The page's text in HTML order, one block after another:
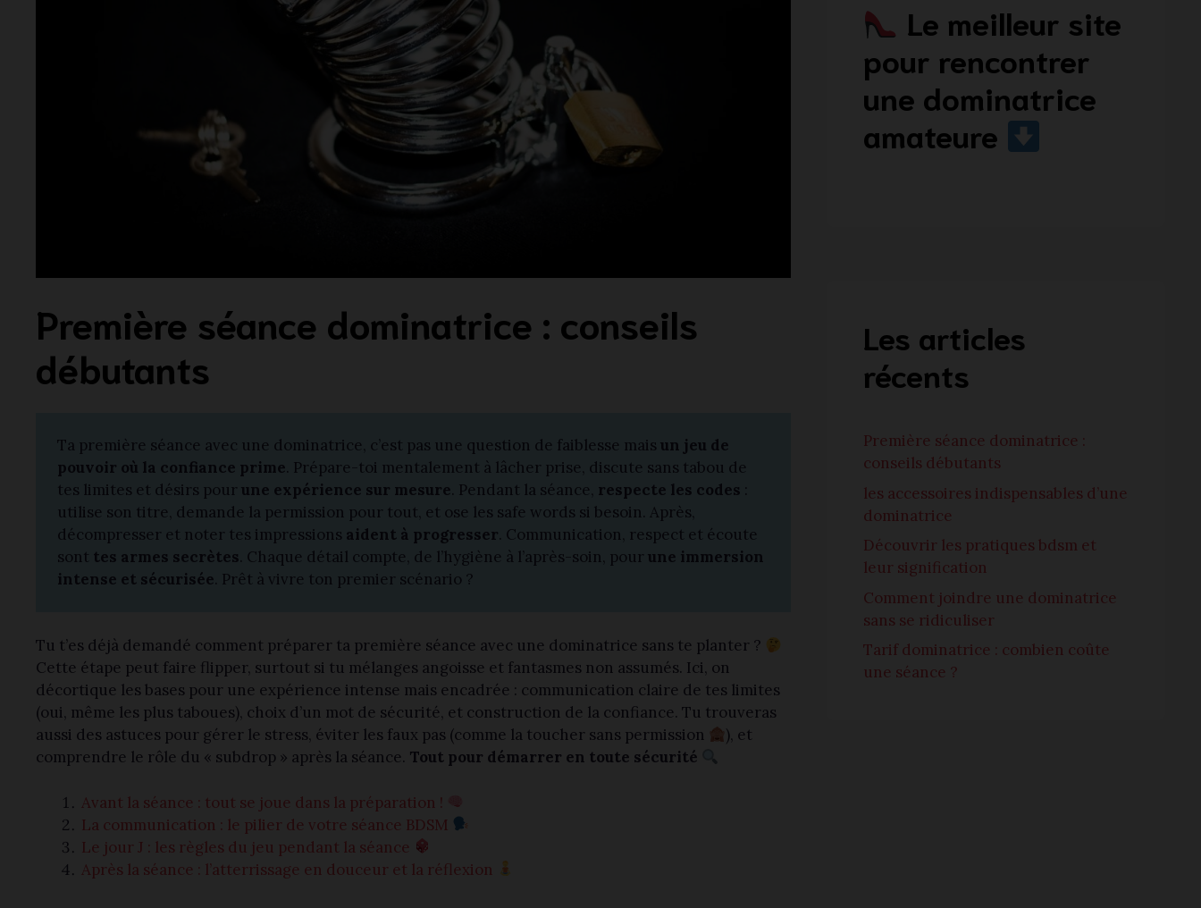
Première séance dominatrice : conseils
débutants
Ta première séance avec une dominatrice, c’est pas une question de faiblesse mais un jeu de
pouvoir où la confiance prime. Prépare-toi mentalement à lâcher prise, discute sans tabou de
tes limites et désirs pour une expérience sur mesure. Pendant la séance, respecte les codes :
utilise son titre, demande la permission pour tout, et ose les safe words si besoin. Après,
décompresser et noter tes impressions aident à progresser. Communication, respect et écoute
sont tes armes secrètes. Chaque détail compte, de l’hygiène à l’après-soin, pour une immersion
intense et sécurisée. Prêt à vivre ton premier scénario ?
Tu t’es déjà demandé comment préparer ta première séance avec une dominatrice sans te planter ?
Cette étape peut faire flipper, surtout si tu mélanges angoisse et fantasmes non assumés. Ici, on
décortique les bases pour une expérience intense mais encadrée : communication claire de tes limites
(oui, même les plus taboues), choix d’un mot de sécurité, et construction de la confiance. Tu trouveras
aussi des astuces pour gérer le stress, éviter les faux pas (comme la toucher sans permission
), et
comprendre le rôle du « subdrop » après la séance. Tout pour démarrer en toute sécurité
Avant la séance : tout se joue dans la préparation !
La communication : le pilier de votre séance BDSM
Le jour J : les règles du jeu pendant la séance
Après la séance : l’atterrissage en douceur et la réflexion
Le meilleur site
pour rencontrer
une dominatrice
amateure
Les articles
récents
Première séance dominatrice :
conseils débutants
les accessoires indispensables d’une
dominatrice
Découvrir les pratiques bdsm et
leur signification
Comment joindre une dominatrice
sans se ridiculiser
Tarif dominatrice : combien coûte
une séance ?